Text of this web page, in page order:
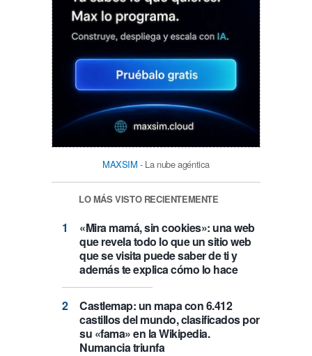
MAXSIM - La nube agéntica
LO MÁS VISTO RECIENTEMENTE
«Mira mamá, sin cookies»: una web
que revela todo lo que un sitio web
que se visita puede saber de ti y
además te explica cómo lo hace
Castlemap: un mapa con 6.412
castillos del mundo, clasificados por
su «fama» en la Wikipedia.
Numancia triunfa